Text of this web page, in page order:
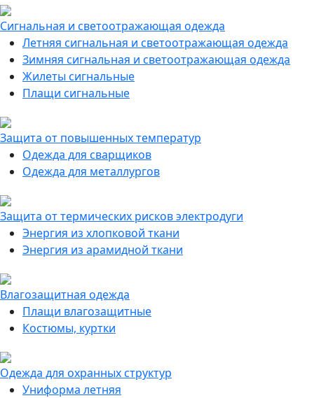
Сигнальная и светоотражающая одежда
Летняя сигнальная и светоотражающая одежда
Зимняя сигнальная и светоотражающая одежда
Жилеты сигнальные
Плащи сигнальные
Защита от повышенных температур
Одежда для сварщиков
Одежда для металлургов
Защита от термических рисков электродуги
Энергия из хлопковой ткани
Энергия из арамидной ткани
Влагозащитная одежда
Плащи влагозащитные
Костюмы, куртки
Одежда для охранных структур
Униформа летняя